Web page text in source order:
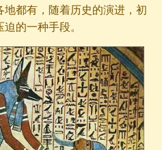
都有，随着历史的演进，初
的一种手段。